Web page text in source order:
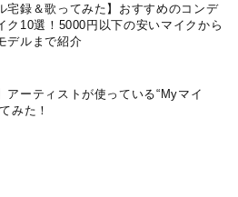
宅録＆歌ってみた】おすすめのコンデ
ク10選！5000円以下の安いマイクから
デルまで紹介
アーティストが使っている“Myマイ
みた！